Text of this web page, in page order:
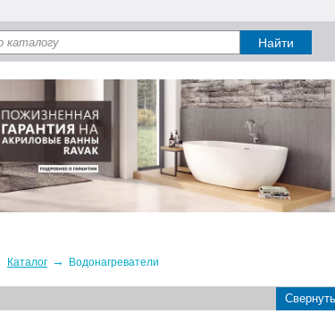
и оплата Статьи Дизайн
Каталог → Водонагреватели
Свернуть